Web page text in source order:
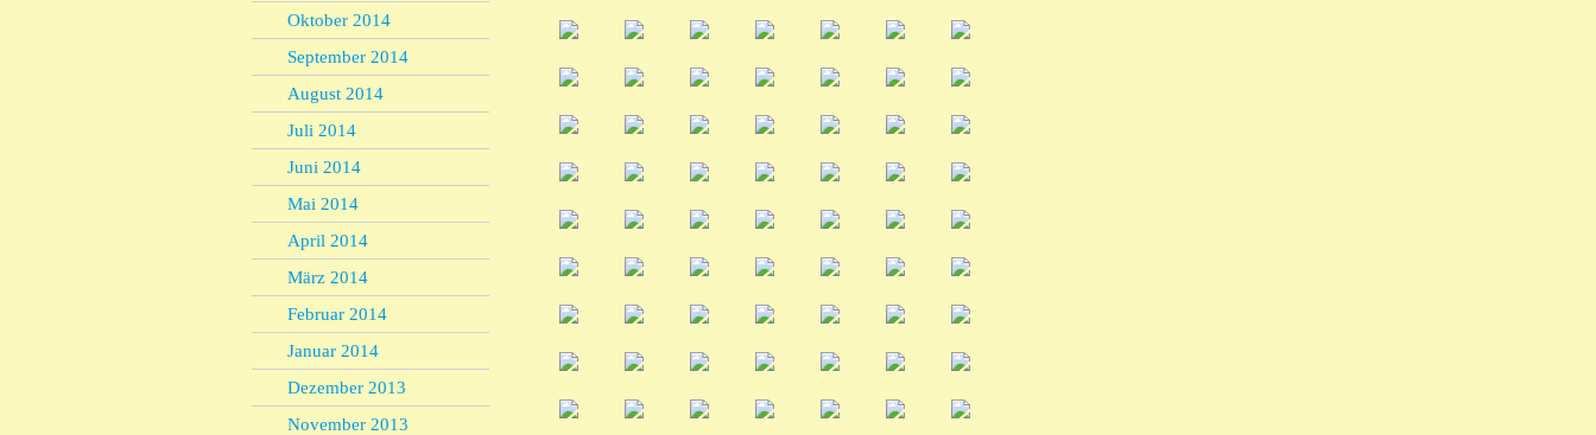
Oktober 2014
September 2014
August 2014
Juli 2014
Juni 2014
Mai 2014
April 2014
März 2014
Februar 2014
Januar 2014
Dezember 2013
November 2013